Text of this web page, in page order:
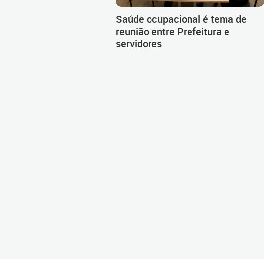
Saúde ocupacional é tema de
reunião entre Prefeitura e
servidores